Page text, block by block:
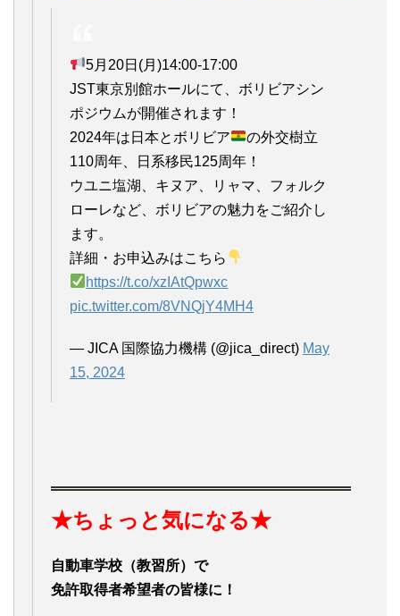
5月20日(月)14:00-17:00
JST東京別館ホールにて、ボリビアシン
ポジウムが開催されます！
2024年は日本とボリビア
の外交樹立
110周年、日系移民125周年！
ウユニ塩湖、キヌア、リャマ、フォルク
ローレなど、ボリビアの魅力をご紹介し
ます。
詳細・お申込みはこちら
https://t.co/xzIAtQpwxc
pic.twitter.com/8VNQjY4MH4
— JICA 国際協力機構 (@jica_direct) May
15, 2024
★ちょっと気になる★
自動車学校（教習所）で
免許取得者希望者の皆様に！